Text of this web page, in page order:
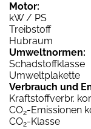
Motor:
kW / PS
Treibstoff
Hubraum
Umweltnormen:
Schadstoffklasse
Umweltplakette
Verbrauch und
Kraftstoffverbr.
CO2-Emissionen
CO2-Klasse